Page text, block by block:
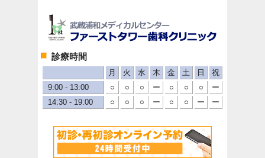
診療時間
月 火 水 木 金 土 日
祝
9:00 - 13:00
○ ○ ○ ー ○ ○ ○
ー
14:30 - 19:00
○ ○ ○ ー ○ ○ ー ー